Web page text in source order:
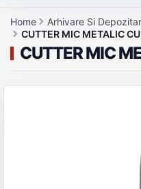
Home
Arhivare Si
CUTTER MIC METALIC
CUTTER MIC